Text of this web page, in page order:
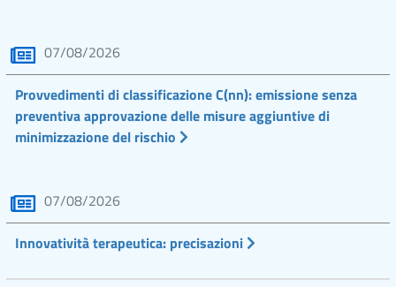
07/08/2026
Provvedimenti di classificazione C(nn): emissione senza
preventiva approvazione delle misure aggiuntive di
minimizzazione del rischio
07/08/2026
Innovatività terapeutica: precisazioni